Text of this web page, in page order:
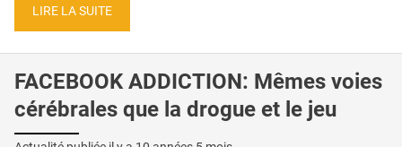
LIRE LA SUITE
FACEBOOK ADDICTION: Mêmes voies
cérébrales que la drogue et le jeu